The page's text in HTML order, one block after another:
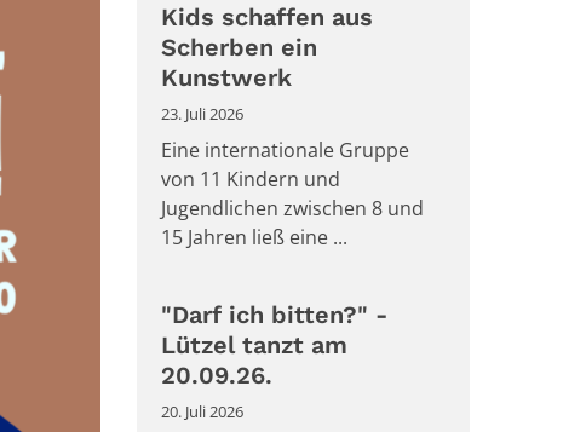
Kids schaffen aus
Scherben ein
Kunstwerk
23. Juli 2026
Eine internationale Gruppe
von 11 Kindern und
Jugendlichen zwischen 8 und
15 Jahren ließ eine ...
"Darf ich bitten?" -
Lützel tanzt am
20.09.26.
20. Juli 2026